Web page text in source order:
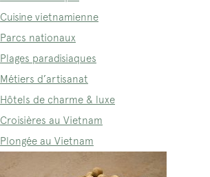
Cuisine vietnamienne
Parcs nationaux
Plages paradisiaques
Métiers d’artisanat
Hôtels de charme & luxe
Croisières au Vietnam
Plongée au Vietnam